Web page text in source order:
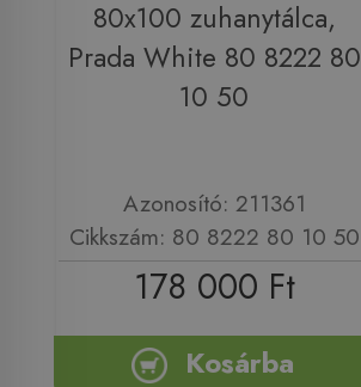
80x100 zuhanytálca,
Prada White 80 8222 80
10 50
Azonosító: 211361
Cikkszám: 80 8222 80 10 50
178 000 Ft
Kosárba